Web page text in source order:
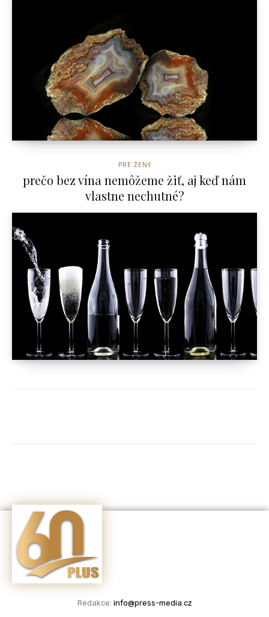
PRE ŽENY
prečo bez vína nemôžeme žiť, aj keď nám
vlastne nechutné?
Redakce: info@press-media.cz